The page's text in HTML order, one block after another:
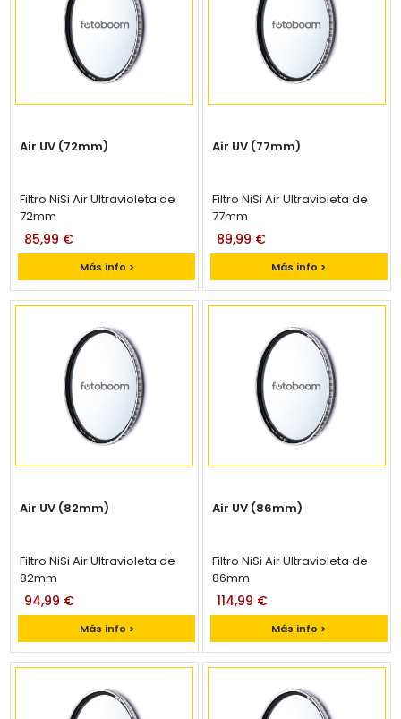
Air UV (72mm)
Filtro NiSi Air Ultravioleta de
72mm
Más info >
85,99 €
Air UV (77mm)
Filtro NiSi Air Ultravioleta de
77mm
Más info >
89,99 €
Air UV (82mm)
Filtro NiSi Air Ultravioleta de
82mm
Más info >
94,99 €
Air UV (86mm)
Filtro NiSi Air Ultravioleta de
86mm
Más info >
114,99 €